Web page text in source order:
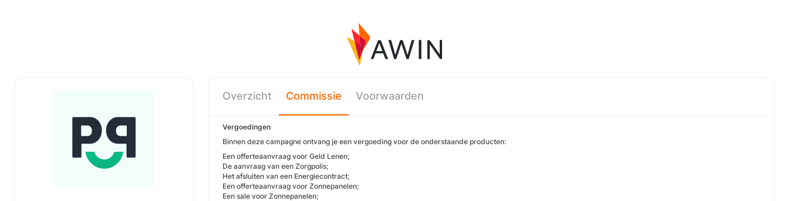
Overzicht Commissie Voorwaarden
Vergoedingen
Binnen deze campagne ontvang je een vergoeding voor de onderstaande producten:
Een offerteaanvraag voor Geld Lenen;
De aanvraag van een Zorgpolis;
Het afsluiten van een Energiecontract;
Een offerteaanvraag voor Zonnepanelen;
Een sale voor Zonnepanelen;